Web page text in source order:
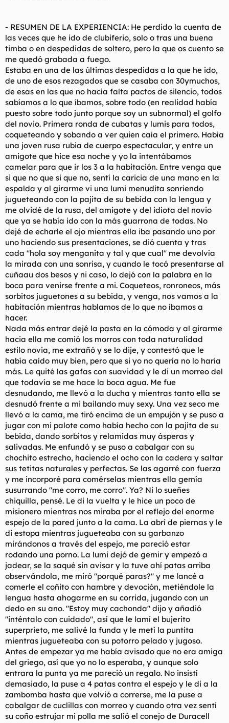
- RESUMEN DE LA EXPERIENCIA: He perdido la cuenta de
las veces que he ido de clubiferio, solo o tras una buena
timba o en despedidas de soltero, pero la que os cuento se
me quedó grabada a fuego.
Estaba en una de las últimas despedidas a la que he ido,
de uno de esos rezagados que se casaba con 30ymuchos,
de esas en las que no hacía falta pactos de silencio, todos
sabíamos a lo que íbamos, sobre todo (en realidad había
puesto sobre todo junto porque soy un subnormal) el golfo
del novio. Primera ronda de cubatas y lumis para todos,
coqueteando y sobando a ver quien caía el primero. Había
una joven rusa rubia de cuerpo espectacular, y entre un
amigote que hice esa noche y yo la intentábamos
camelar para que ir los 3 a la habitación. Entre venga que
si que no que si que no, sentí la caricia de una mano en la
espalda y al girarme vi una lumi menudita sonriendo
jugueteando con la pajita de su bebida con la lengua y
me olvidé de la rusa, del amigote y del idiota del novio
que ya se había ido con la más guarrona de todas. No
dejé de echarle el ojo mientras ella iba pasando uno por
uno haciendo sus presentaciones, se dió cuenta y tras
cada "hola soy menganita y tal y que cual" me devolvía
la mirada con una sonrisa, y cuando le tocó presentarse al
cuñaau dos besos y ni caso, lo dejó con la palabra en la
boca para venirse frente a mi. Coqueteos, ronroneos, más
sorbitos juguetones a su bebida, y venga, nos vamos a la
habitación mientras hablamos de lo que no íbamos a
hacer.
Nada más entrar dejé la pasta en la cómoda y al girarme
hacia ella me comió los morros con toda naturalidad
estilo novia, me extrañó y se lo dije, y contestó que le
había caído muy bien, pero que si yo no quería no lo haría
más. Le quité las gafas con suavidad y le di un morreo del
que todavía se me hace la boca agua. Me fue
desnudando, me llevó a la ducha y mientras tanto ella se
desnudó frente a mi bailando muy sexy. Una vez seco me
llevó a la cama, me tiró encima de un empujón y se puso a
jugar con mi palote como había hecho con la pajita de su
bebida, dando sorbitos y relamidas muy ásperas y
salivadas. Me enfundó y se puso a cabalgar con su
chochito estrecho, haciendo el ocho con la cadera y saltar
sus tetitas naturales y perfectas. Se las agarré con fuerza
y me incorporé para comérselas mientras ella gemía
susurrando "me corro, me corro". Ya? Ni lo sueñes
chiquilla, pensé. Le di la vuelta y le hice un poco de
misionero mientras nos miraba por el reflejo del enorme
espejo de la pared junto a la cama. La abrí de piernas y le
di estopa mientras jugueteaba con su garbanzo
mirándonos a través del espejo, me pareció estar
rodando una porno. La lumi dejó de gemir y empezó a
jadear, se la saqué sin avisar y la tuve ahí patas arriba
observándola, me miró "porqué paras?" y me lancé a
comerle el coñito con hambre y devoción, metiéndole la
lengua hasta ahogarme en su corrida, jugando con un
dedo en su ano. "Estoy muy cachonda" dijo y añadió
"inténtalo con cuidado", así que le lamí el bujerito
superprieto, me salivé la funda y le metí la puntita
mientras jugueteaba con su potorro pelado y jugoso.
Antes de empezar ya me había avisado que no era amiga
del griego, así que yo no lo esperaba, y aunque solo
entrara la punta ya me pareció un regalo. No insistí
demasiado, la puse a 4 patas contra el espejo y le di a la
zambomba hasta que volvió a correrse, me la puse a
cabalgar de cuclillas con morreo y cuando otra vez sentí
su coño estrujar mi polla me salió el conejo de Duracell